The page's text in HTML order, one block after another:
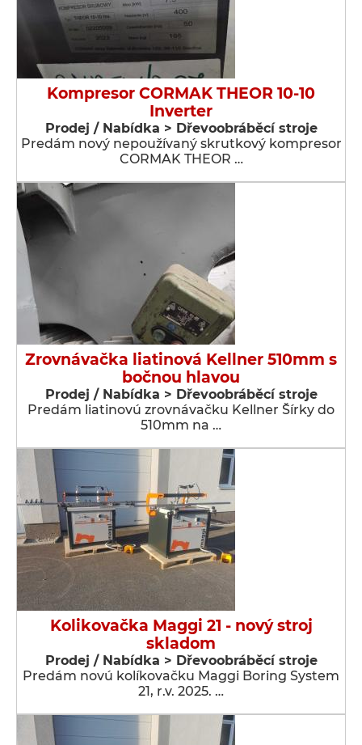
Kompresor CORMAK THEOR 10-10
Inverter
Prodej / Nabídka > Dřevoobráběcí stroje
Predám nový nepoužívaný skrutkový kompresor
CORMAK THEOR …
Zrovnávačka liatinová Kellner 510mm s
bočnou hlavou
Prodej / Nabídka > Dřevoobráběcí stroje
Predám liatinovú zrovnávačku Kellner Šírky do
510mm na …
Kolikovačka Maggi 21 - nový stroj
skladom
Prodej / Nabídka > Dřevoobráběcí stroje
Predám novú kolíkovačku Maggi Boring System
21, r.v. 2025. …